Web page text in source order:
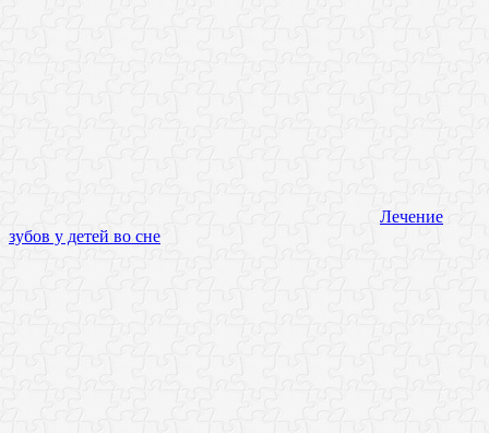
Лечение
зубов у детей во сне